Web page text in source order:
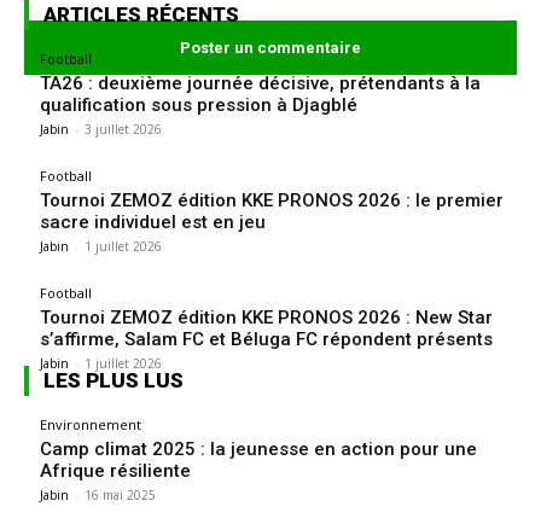
ARTICLES RÉCENTS
Football
TA26 : deuxième journée décisive, prétendants à la
qualification sous pression à Djagblé
Jabin - 3 juillet 2026
Football
Tournoi ZEMOZ édition KKE PRONOS 2026 : le premier
sacre individuel est en jeu
Jabin - 1 juillet 2026
Football
Tournoi ZEMOZ édition KKE PRONOS 2026 : New Star
s’affirme, Salam FC et Béluga FC répondent présents
Jabin - 1 juillet 2026
LES PLUS LUS
Environnement
Camp climat 2025 : la jeunesse en action pour une
Afrique résiliente
Jabin - 16 mai 2025